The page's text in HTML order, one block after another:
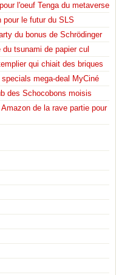
l'oeuf Tenga du metaverse
pour le futur du SLS
du bonus de Schrödinger
tsunami de papier cul
qui chiait des briques
mega-deal MyCiné
des Schocobons moisis
de la rave partie pour